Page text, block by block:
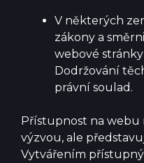
V některých
zákony a
webové
Dodržování
právní soulad.
Přístupnost na
výzvou, ale
Vytvářením